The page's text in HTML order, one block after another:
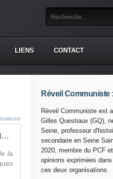
LIENS CONTACT
Cuba: La ministre du travail démissionne après avoir parlé de " mendiants déguisés " - Amérique latine-Bolivar Infos
la
Réveil Communiste :
Réveil Communiste est
Gilles Questiaux (GQ),
Seine, professeur
secondaire en Seine
2020, membre du PCF
opinions exprimées
ces deux organisations.